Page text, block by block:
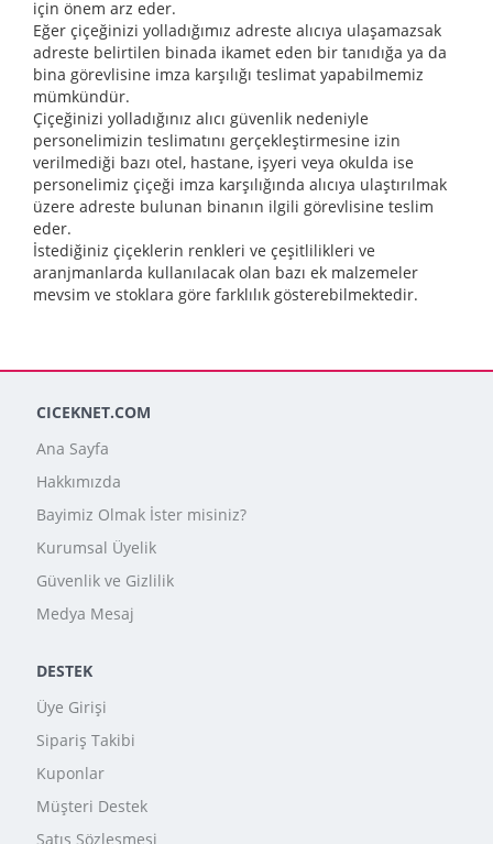
için önem arz eder.
Eğer çiçeğinizi yolladığımız adreste alıcıya ulaşamazsak
adreste belirtilen binada ikamet eden bir tanıdığa ya da
bina görevlisine imza karşılığı teslimat yapabilmemiz
mümkündür.
Çiçeğinizi yolladığınız alıcı güvenlik nedeniyle
personelimizin teslimatını gerçekleştirmesine izin
verilmediği bazı otel, hastane, işyeri veya okulda ise
personelimiz çiçeği imza karşılığında alıcıya ulaştırılmak
üzere adreste bulunan binanın ilgili görevlisine teslim
eder.
İstediğiniz çiçeklerin renkleri ve çeşitlilikleri ve
aranjmanlarda kullanılacak olan bazı ek malzemeler
mevsim ve stoklara göre farklılık gösterebilmektedir.
CICEKNET.COM
Ana Sayfa
Hakkımızda
Bayimiz Olmak İster misiniz?
Kurumsal Üyelik
Güvenlik ve Gizlilik
Medya Mesaj
DESTEK
Üye Girişi
Sipariş Takibi
Kuponlar
Müşteri Destek
Satış Sözleşmesi